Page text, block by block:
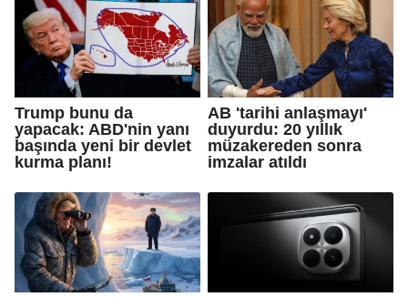
Trump bunu da
yapacak: ABD'nin yanı
başında yeni bir devlet
kurma planı!
AB 'tarihi anlaşmayı'
duyurdu: 20 yıllık
müzakereden sonra
imzalar atıldı